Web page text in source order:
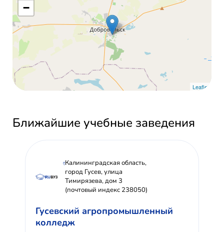
−
Leaflet
Ближайшие учебные заведения
Калининградская область,
город Гусев, улица
Тимирязева, дом 3
(почтовый индекс 238050)
Гусевский агропромышленный
колледж